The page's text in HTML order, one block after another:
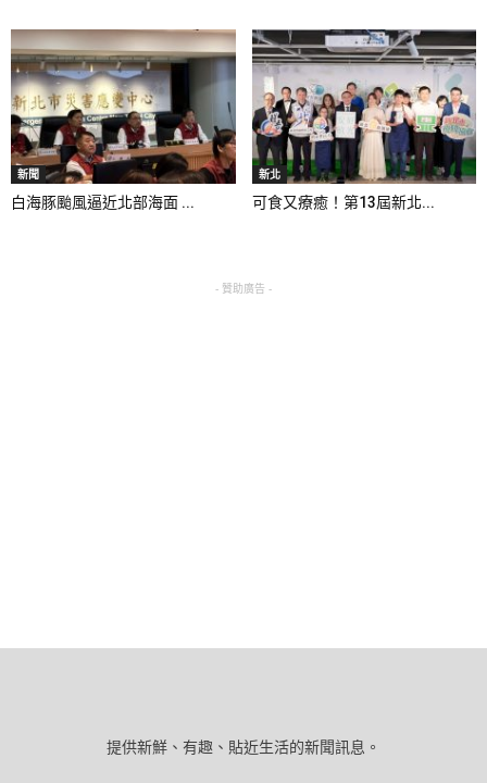
新聞
白海豚颱風逼近北部海面 ...
新北
可食又療癒！第13屆新北...
- 贊助廣告 -
提供新鮮、有趣、貼近生活的新聞訊息。